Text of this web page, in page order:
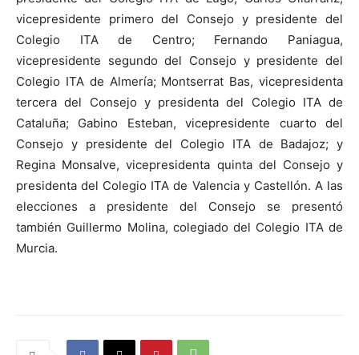
vicepresidente primero del Consejo y presidente del
Colegio ITA de Centro; Fernando Paniagua,
vicepresidente segundo del Consejo y presidente del
Colegio ITA de Almería; Montserrat Bas, vicepresidenta
tercera del Consejo y presidenta del Colegio ITA de
Cataluña; Gabino Esteban, vicepresidente cuarto del
Consejo y presidente del Colegio ITA de Badajoz; y
Regina Monsalve, vicepresidenta quinta del Consejo y
presidenta del Colegio ITA de Valencia y Castellón. A las
elecciones a presidente del Consejo se presentó
también Guillermo Molina, colegiado del Colegio ITA de
Murcia.